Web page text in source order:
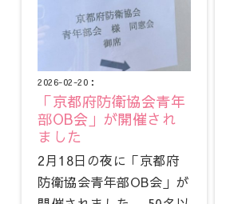
2026-02-20：
「京都府防衛協会青年
部OB会」が開催され
ました
2月18日の夜に「京都府
防衛協会青年部OB会」が